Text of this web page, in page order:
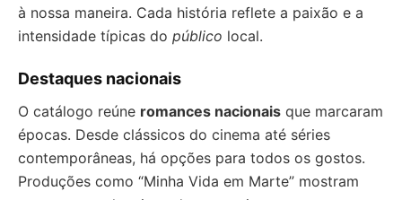
à nossa maneira. Cada história reflete a paixão e a
intensidade típicas do público local.
Destaques nacionais
O catálogo reúne romances nacionais que marcaram
épocas. Desde clássicos do cinema até séries
contemporâneas, há opções para todos os gostos.
Produções como “Minha Vida em Marte” mostram